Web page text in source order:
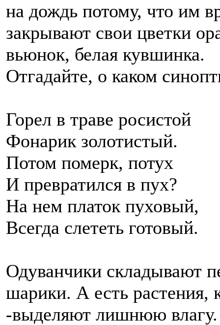
на дождь потому, что им
закрывают свои цветки
вьюнок, белая кувшинка.
Отгадайте, о каком
Горел в траве росистой
Фонарик золотистый.
Потом померк, потух
И превратился в пух?
На нем платок пуховый,
Всегда слететь готовый.
Одуванчики складывают
шарики. А есть растения,
-выделяют лишнюю влагу.